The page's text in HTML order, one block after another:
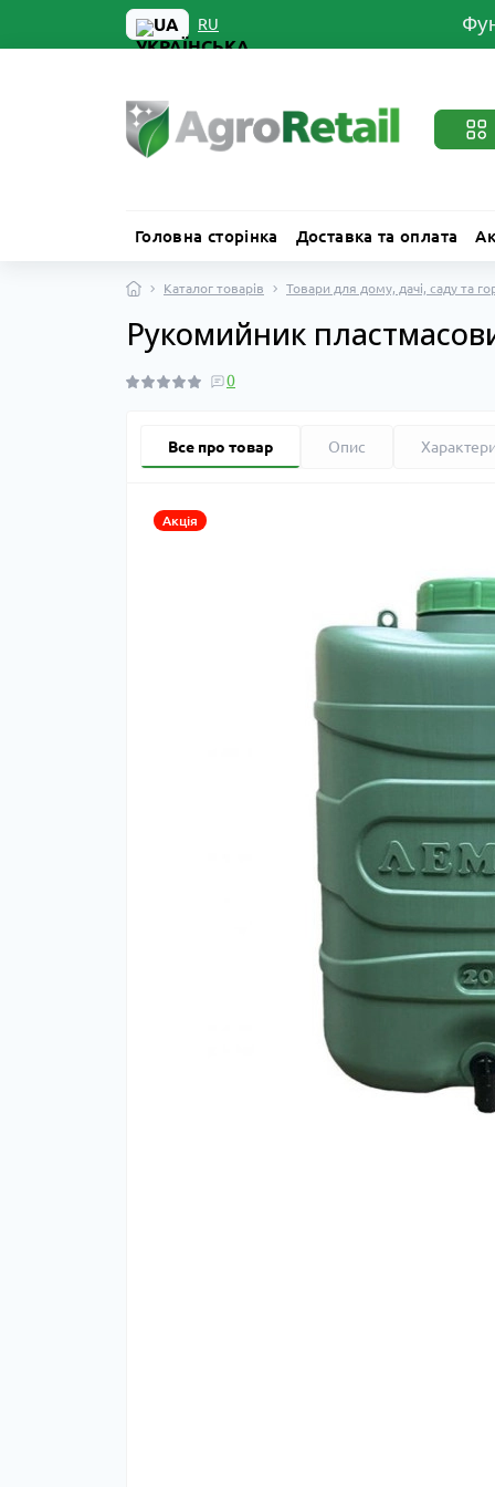
UA RU
Головна сторінка Доставка та оплата
Каталог товарів Товари для дому, дачі, саду та
Рукомийник
0
Все про товар Опис
Акція